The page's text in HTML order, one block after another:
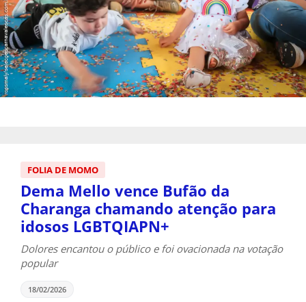
FOLIA DE MOMO
Dema Mello vence Bufão da
Charanga chamando atenção para
idosos LGBTQIAPN+
Dolores encantou o público e foi ovacionada na votação
popular
18/02/2026